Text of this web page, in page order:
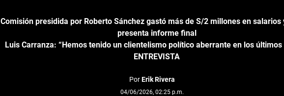
Comisión presidida por Roberto Sánchez gastó más de S/2 millones en salarios
presenta informe final
Luis Carranza: “Hemos tenido un clientelismo político aberrante en los últimos
ENTREVISTA
PorErik Rivera
04/06/2026, 02:25 p.m.